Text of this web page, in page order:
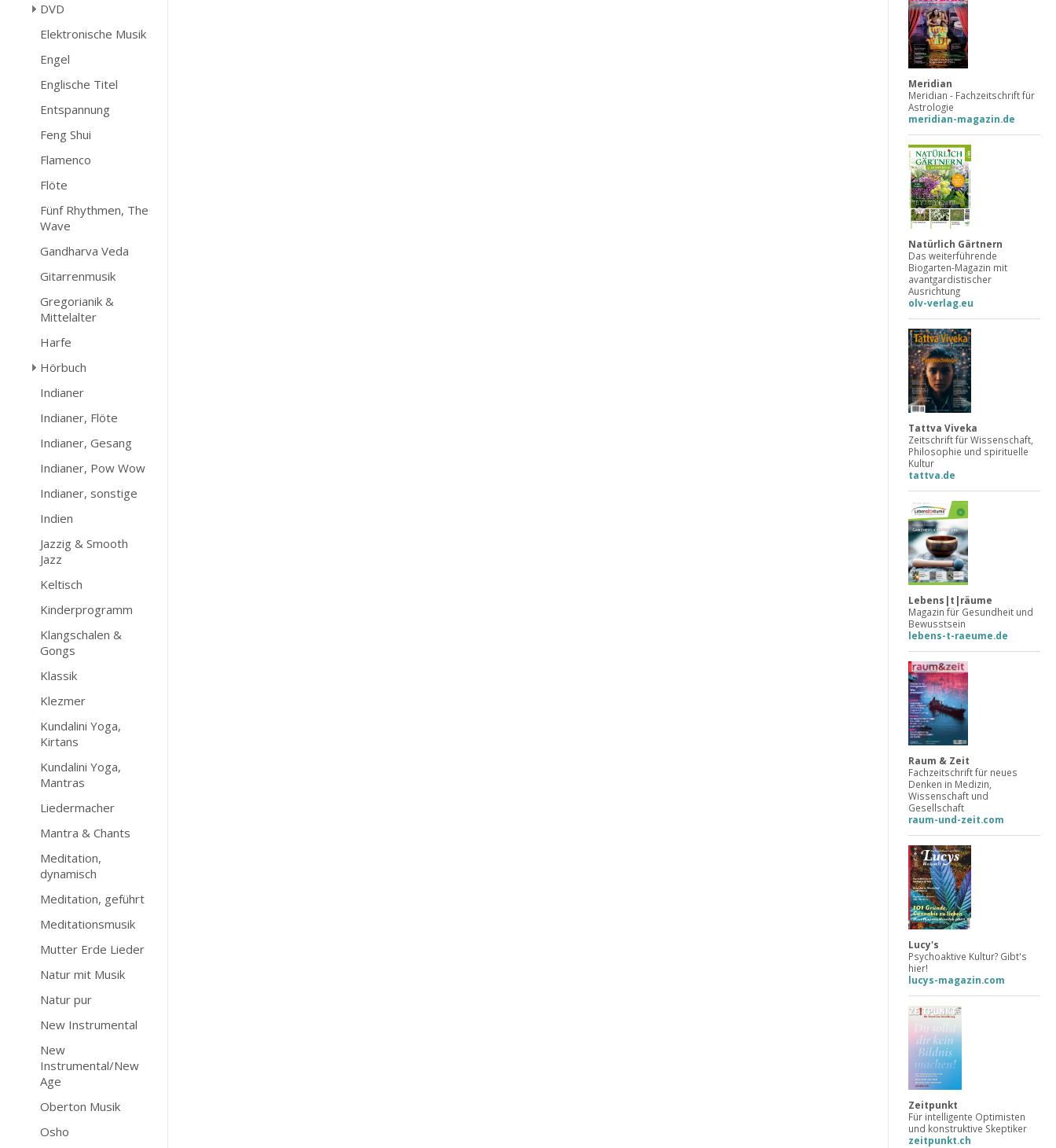
DVD
Elektronische Musik
Engel
Englische Titel
Entspannung
Feng Shui
Flamenco
Flöte
Fünf Rhythmen, The
Wave
Gandharva Veda
Gitarrenmusik
Gregorianik &
Mittelalter
Harfe
Hörbuch
Indianer
Indianer, Flöte
Indianer, Gesang
Indianer, Pow Wow
Indianer, sonstige
Indien
Jazzig & Smooth
Jazz
Keltisch
Kinderprogramm
Klangschalen &
Gongs
Klassik
Klezmer
Kundalini Yoga,
Kirtans
Kundalini Yoga,
Mantras
Liedermacher
Mantra & Chants
Meditation,
dynamisch
Meditation, geführt
Meditationsmusik
Mutter Erde Lieder
Natur mit Musik
Natur pur
New Instrumental
New
Instrumental/New
Age
Oberton Musik
Osho
Meridian
Meridian - Fachzeitschrift für
Astrologie
meridian-magazin.de
Natürlich Gärtnern
Das weiterführende
Biogarten-Magazin mit
avantgardistischer
Ausrichtung
olv-verlag.eu
Tattva Viveka
Zeitschrift für Wissenschaft,
Philosophie und spirituelle
Kultur
tattva.de
Lebens|t|räume
Magazin für Gesundheit und
Bewusstsein
lebens-t-raeume.de
Raum & Zeit
Fachzeitschrift für neues
Denken in Medizin,
Wissenschaft und
Gesellschaft
raum-und-zeit.com
Lucy's
Psychoaktive Kultur? Gibt's
hier!
lucys-magazin.com
Zeitpunkt
Für intelligente Optimisten
und konstruktive Skeptiker
zeitpunkt.ch